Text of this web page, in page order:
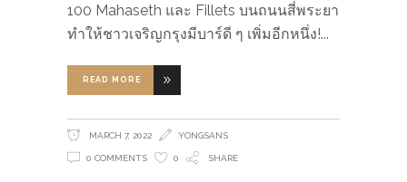
100 Mahaseth และ Fillets บนถนนสี่พระยา
ทำให้ชาวเจริญกรุงมีบาร์ดี ๆ เพิ่มอีกหนึ่ง!
READ MORE
MARCH 7, 2022 YONGSANS
0 COMMENTS 0 SHARE